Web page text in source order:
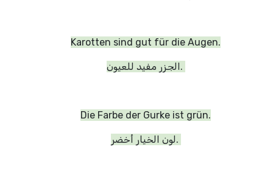
Karotten sind gut für die Augen.
الجزر مفيد للعيون.
Die Farbe der Gurke ist grün.
لون الخيار أخضر.